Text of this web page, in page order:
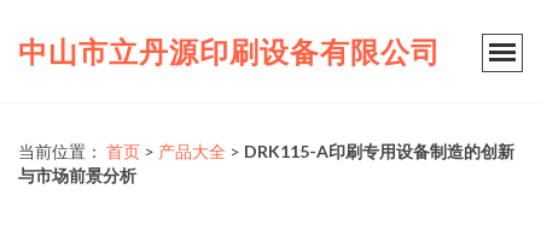
中山市立丹源印刷设备有限公司
当前位置： 首页 > 产品大全 > DRK115-A印刷专用设备制造的创新
与市场前景分析